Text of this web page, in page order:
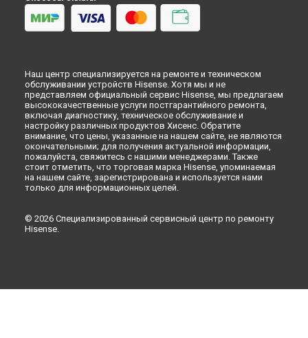
Наш центр специализируется на ремонте и техническом
обслуживании устройств Hisense. Хотя мы и не
представляем официальный сервис Hisense, мы предлагаем
высококачественные услуги постгарантийного ремонта,
включая диагностику, техническое обслуживание и
настройку различных продуктов Хисенс. Обратите
внимание, что цены, указанные на нашем сайте, не являются
окончательными; для получения актуальной информации,
пожалуйста, свяжитесь с нашими менеджерами. Также
стоит отметить, что торговая марка Hisense, упоминаемая
на нашем сайте, зарегистрирована и используется нами
только для информационных целей.
© 2026 Специализированный сервисный центр по ремонту
Hisense.